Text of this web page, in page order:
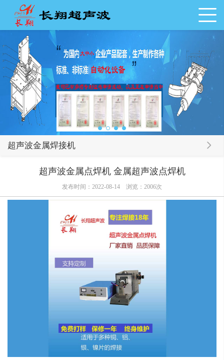
超声波金属焊接机
超声波金属点焊机 金属超声波点焊机
发布时间：2022-08-14 浏览：2006次